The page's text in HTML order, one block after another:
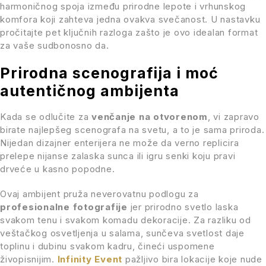
harmoničnog spoja između prirodne lepote i vrhunskog
komfora koji zahteva jedna ovakva svečanost. U nastavku
pročitajte pet ključnih razloga zašto je ovo idealan format
za vaše sudbonosno da.
Prirodna scenografija i moć
autentičnog ambijenta
Kada se odlučite za venčanje na otvorenom, vi zapravo
birate najlepšeg scenografa na svetu, a to je sama priroda.
Nijedan dizajner enterijera ne može da verno replicira
prelepe nijanse zalaska sunca ili igru senki koju pravi
drveće u kasno popodne.
Ovaj ambijent pruža neverovatnu podlogu za
profesionalne fotografije jer prirodno svetlo laska
svakom tenu i svakom komadu dekoracije. Za razliku od
veštačkog osvetljenja u salama, sunčeva svetlost daje
toplinu i dubinu svakom kadru, čineći uspomene
živopisnijim. Infinity Event pažljivo bira lokacije koje nude